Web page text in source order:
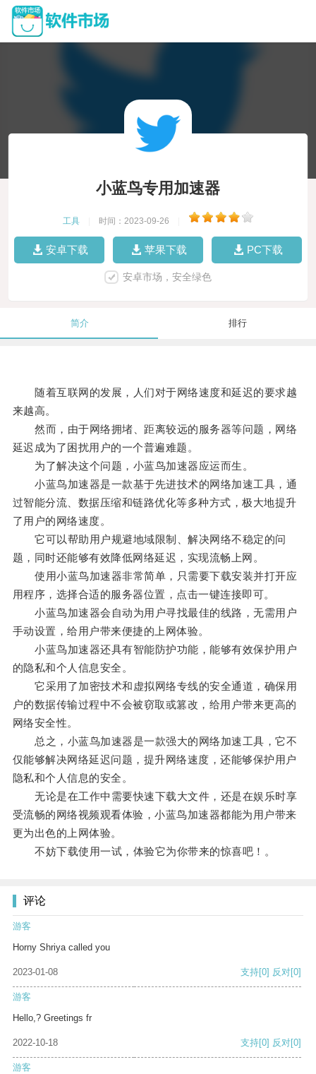
小蓝鸟专用加速器
工具 时间：2023-09-26
安卓下载 苹果下载 PC下载
安卓市场，安全绿色
简介 排行
随着互联网的发展，人们对于网络速度和延迟的要求越
来越高。
然而，由于网络拥堵、距离较远的服务器等问题，网络
延迟成为了困扰用户的一个普遍难题。
为了解决这个问题，小蓝鸟加速器应运而生。
小蓝鸟加速器是一款基于先进技术的网络加速工具，通
过智能分流、数据压缩和链路优化等多种方式，极大地提升
了用户的网络速度。
它可以帮助用户规避地域限制、解决网络不稳定的问
题，同时还能够有效降低网络延迟，实现流畅上网。
使用小蓝鸟加速器非常简单，只需要下载安装并打开应
用程序，选择合适的服务器位置，点击一键连接即可。
小蓝鸟加速器会自动为用户寻找最佳的线路，无需用户
手动设置，给用户带来便捷的上网体验。
小蓝鸟加速器还具有智能防护功能，能够有效保护用户
的隐私和个人信息安全。
它采用了加密技术和虚拟网络专线的安全通道，确保用
户的数据传输过程中不会被窃取或篡改，给用户带来更高的
网络安全性。
总之，小蓝鸟加速器是一款强大的网络加速工具，它不
仅能够解决网络延迟问题，提升网络速度，还能够保护用户
隐私和个人信息的安全。
无论是在工作中需要快速下载大文件，还是在娱乐时享
受流畅的网络视频观看体验，小蓝鸟加速器都能为用户带来
更为出色的上网体验。
不妨下载使用一试，体验它为你带来的惊喜吧！。
评论
游客
Horny Shriya called you
2023-01-08 支持[0] 反对[0]
游客
Hello,? Greetings fr
2022-10-18 支持[0] 反对[0]
游客